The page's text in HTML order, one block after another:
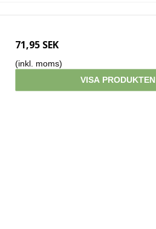
71,95 SEK
(inkl. moms)
VISA PRODUKTEN